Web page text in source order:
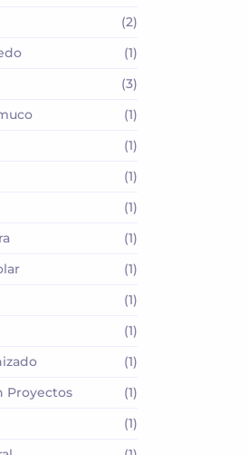
(2)
(1)
(3)
(1)
(1)
(1)
(1)
(1)
(1)
(1)
(1)
(1)
Proyectos
(1)
(1)